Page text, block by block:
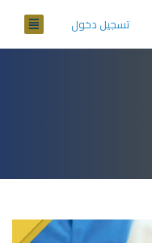
تسجيل دخول